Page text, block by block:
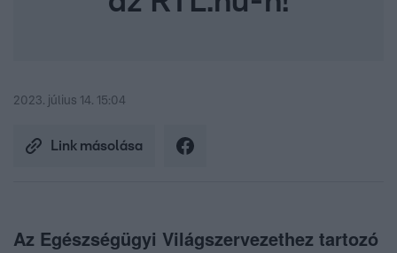
2023. július 14. 15:04
Link másolása
Az Egészségügyi Világszervezethez tartozó